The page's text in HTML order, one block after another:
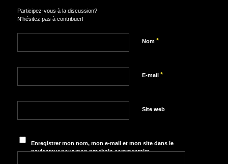
Participez-vous à la discussion?
N'hésitez pas à contribuer!
Nom *
E-mail *
Site web
Enregistrer mon nom, mon e-mail et mon site dans le
navigateur pour mon prochain commentaire.